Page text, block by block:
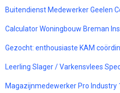
Buitendienst Medewerker Geelen
Calculator Woningbouw Breman
Gezocht: enthousiaste KAM
Leerling Slager / Varkensvlees
Magazijnmedewerker Pro Industry